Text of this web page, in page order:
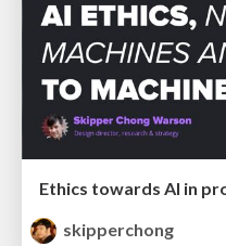
skipperchong